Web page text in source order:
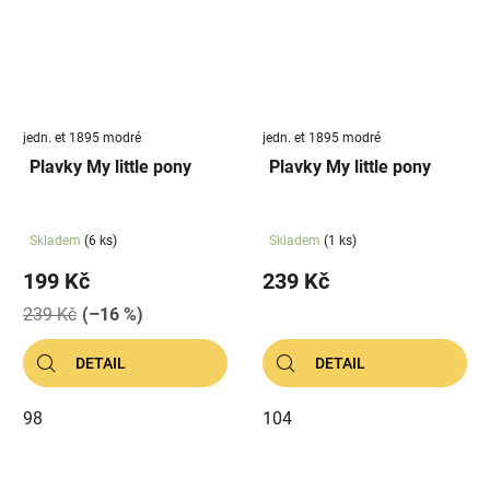
jedn. et 1895 modré
Plavky My little pony
Skladem (6 ks)
199 Kč
239 Kč (–16 %)
DETAIL
98
jedn. et 1895 modré
Plavky My little pony
Skladem (1 ks)
239 Kč
DETAIL
104